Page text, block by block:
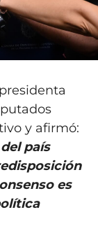
y afirmó:
país
es